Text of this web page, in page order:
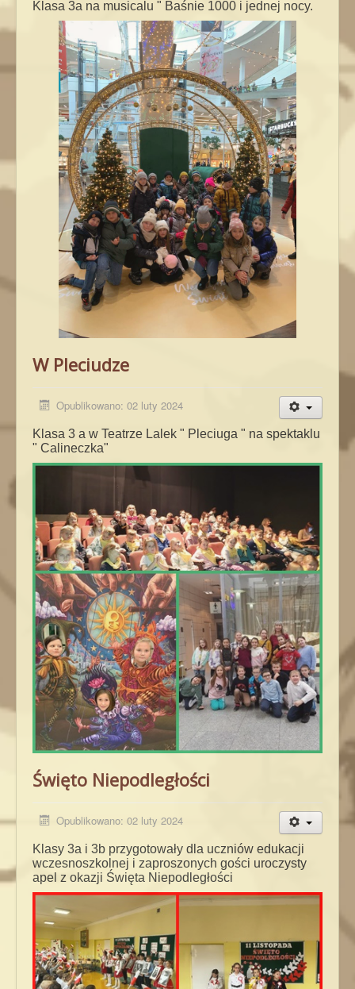
Klasa 3a na musicalu " Baśnie 1000 i jednej nocy.
W Pleciudze
Opublikowano: 02 luty 2024
Klasa 3 a w Teatrze Lalek " Pleciuga " na spektaklu
" Calineczka"
Święto Niepodległości
Opublikowano: 02 luty 2024
Klasy 3a i 3b przygotowały dla uczniów edukacji
wczesnoszkolnej i zaproszonych gości uroczysty
apel z okazji Święta Niepodległości